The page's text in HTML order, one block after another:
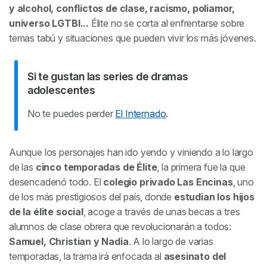
y alcohol, conflictos de clase, racismo, poliamor,
universo LGTBI... Élite no se corta al enfrentarse sobre
temas tabú y situaciones que pueden vivir los más jóvenes.
Si te gustan las series de dramas
adolescentes
No te puedes perder El Internado.
Aunque los personajes han ido yendo y viniendo a lo largo
de las cinco temporadas de Élite, la primera fue la que
desencadenó todo. El colegio privado Las Encinas, uno
de los más prestigiosos del país, donde estudian los hijos
de la élite social, acoge a través de unas becas a tres
alumnos de clase obrera que revolucionarán a todos:
Samuel, Christian y Nadia. A lo largo de varias
temporadas, la trama irá enfocada al asesinato del